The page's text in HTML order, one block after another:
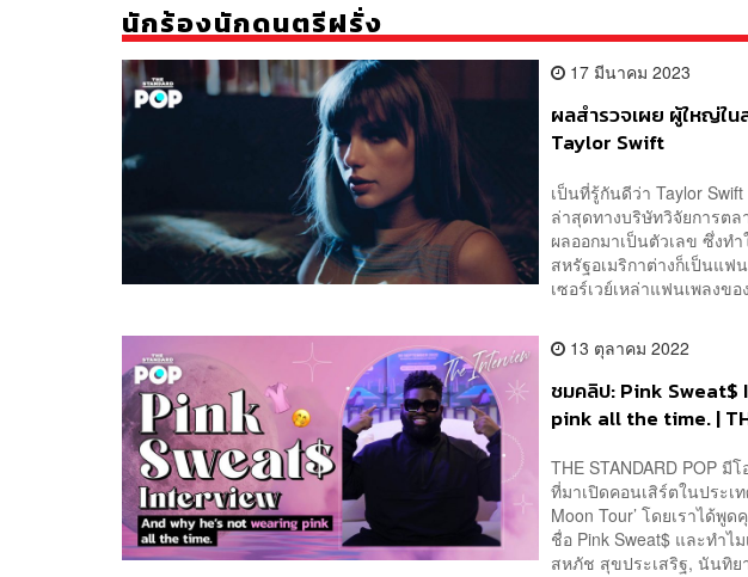
นักร้องนักดนตรีฝรั่ง
17 มีนาคม 2023
ผลสำรวจเผย ผู้ใหญ่ใน
Taylor Swift
เป็นที่รู้กันดีว่า Taylor
ล่าสุดทางบริษัทวิจัยการตล
ผลออกมาเป็นตัวเลข ซึ่งท
สหรัฐอเมริกาต่างก็เป็นแฟ
เซอร์เวย์เหล่าแฟนเพลงข
13 ตุลาคม 2022
ชมคลิป: Pink Sweat$
pink all the time. |
THE STANDARD POP
ที่มาเปิดคอนเสิร์ตในประเ
Moon Tour’ โดยเราได้พู
ชื่อ Pink Sweat$ และทำไ
สหภัช สุขประเสริฐ, นันทิย